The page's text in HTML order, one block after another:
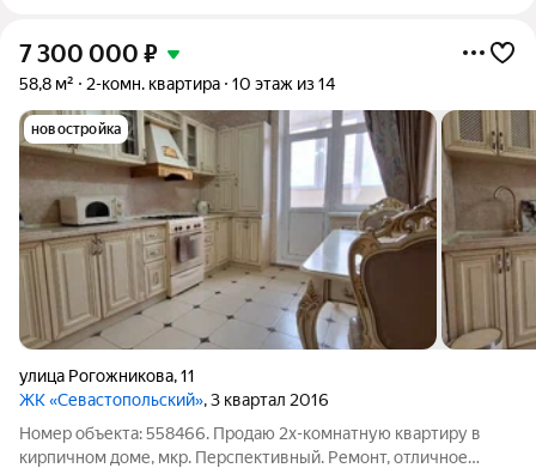
7 300 000 ₽
58,8 м² 2-комн. квартира 10 этаж из 14
новостройка
улица Рогожникова,11
ЖК «Севастопольский», 3 квартал 2016
Номер объекта: 558466. Продаю 2х-комнатную квартиру в
кирпичном доме, мкр. Перспективный. Ремонт, отличное